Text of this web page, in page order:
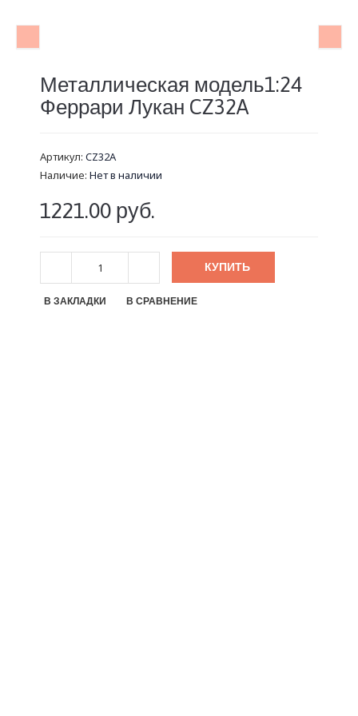
Металлическая модель1:24
Феррари Лукан CZ32A
Артикул: CZ32A
Наличие: Нет в наличии
1221.00 руб.
КУПИТЬ
В ЗАКЛАДКИ В СРАВНЕНИЕ